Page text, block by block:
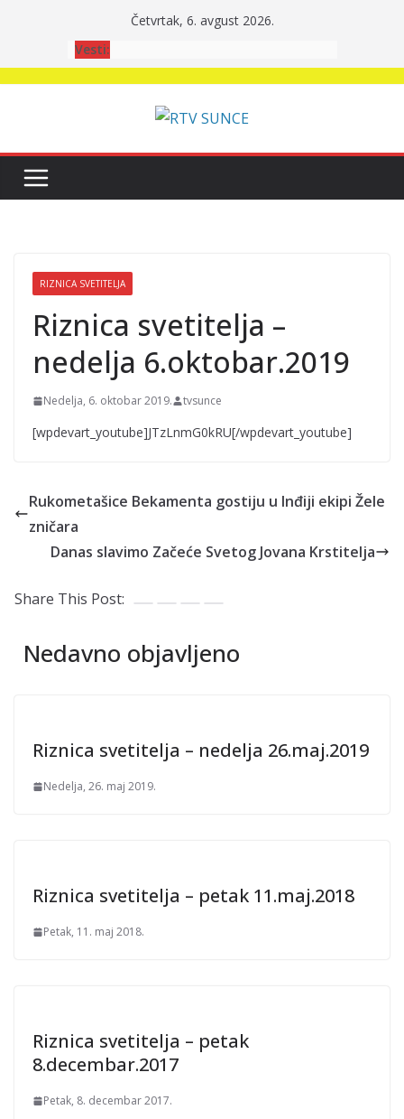
Četvrtak, 6. avgust 2026.
Vesti:
RIZNICA SVETITELJA
Riznica svetitelja –
nedelja 6.oktobar.2019
Nedelja, 6. oktobar 2019. tvsunce
[wpdevart_youtube]JTzLnmG0kRU[/wpdevart_youtube]
Rukometašice Bekamenta gostiju u Inđiji ekipi Žele
zničara
Danas slavimo Začeće Svetog Jovana Krstitelja
Share This Post:
Nedavno objavljeno
Riznica svetitelja – nedelja 26.maj.2019
Nedelja, 26. maj 2019.
Riznica svetitelja – petak 11.maj.2018
Petak, 11. maj 2018.
Riznica svetitelja – petak
8.decembar.2017
Petak, 8. decembar 2017.